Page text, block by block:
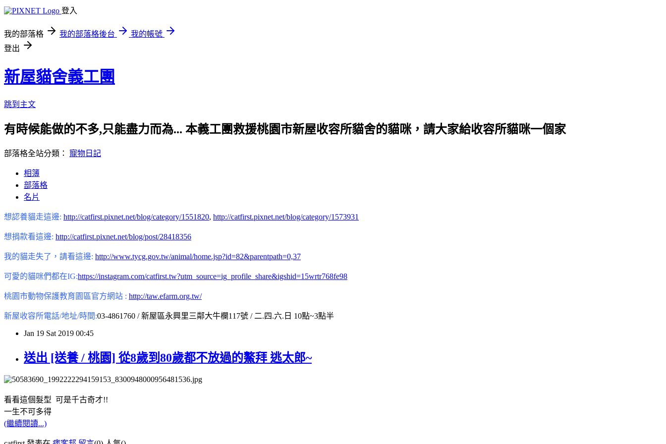
登入
我的部落格 我的部落格後台
我的帳號
登出
新屋貓舍義工團
跳到主文
有時候能做的不多,只能盡力而為... 本義工團救援桃園市新屋收容所貓舍的貓咪，請大家給收容所貓咪一個家
部落格全站分類： 寵物日記
相簿
部落格
名片
想認養貓走這邊: http://catfirst.pixnet.net/blog/category/1551820, http://catfirst.pixnet.net/blog/category/1573931
想捐款看這邊: http://catfirst.pixnet.net/blog/post/28418356
我的貓走失了，請看這邊: http://www.tycg.gov.tw/animal/home.jsp?id=82&parentpath=0,37
可愛的貓咪們都在IG:https://instagram.com/catfirst.tw?utm_source=ig_profile_share&igshid=15wrtr768fe98
桃園市動物保護教育園區官方網站 : http://taw.efarm.org.tw/
新屋收容所電話/地址/時間:03-4861760 / 新屋區永興里三鄰大牛欄117號 / 二.四.六.日 10點~3點半
Jan 19 Sat 2019 00:45
送出 [送養 / 桃園] 從8歲到80歲都不放過的鰲拜 逃太郎~
看看這個髮型 可是千古奇才!!
一生不可多得
(繼續閱讀...)